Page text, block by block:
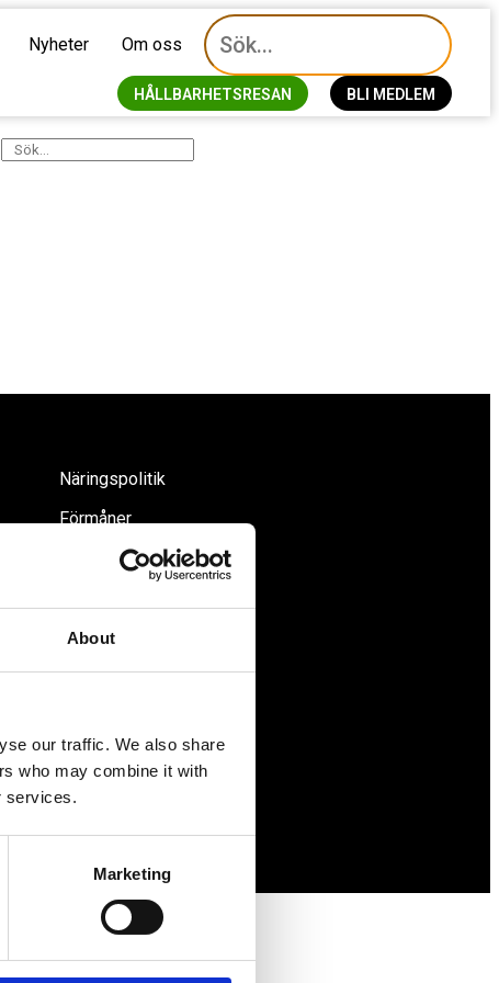
About
our traffic. We also share
who may combine it with
services.
Marketing
Nyheter Om oss
HÅLLBARHETSRESAN BLI MEDLEM
Näringspolitik
Förmåner
Försäkringar
Tips
Nyheter